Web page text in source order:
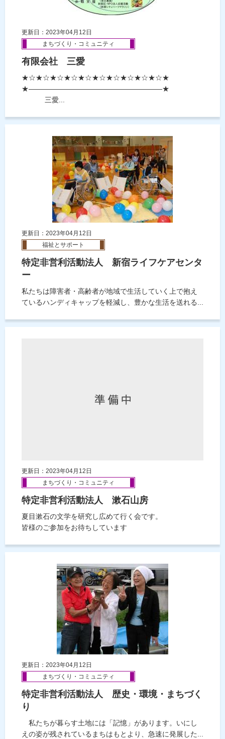
更新日：2023年04月12日
まちづくり・コミュニティ
有限会社 三愛
★☆★☆★☆★☆★☆★☆★☆★☆★☆★☆★
★―――――――――――――――――――★
三愛...
更新日：2023年04月12日
福祉とサポート
特定非営利活動法人 新宿ライフケアセンタ
ー
私たちは障害者・高齢者が地域で生活していく上で抱え
ているハンディキャップを軽減し、豊かな生活を送れる...
更新日：2023年04月12日
まちづくり・コミュニティ
特定非営利活動法人 漱石山房
夏目漱石の文学を研究し広めて行く会です。
皆様のご参加をお待ちしています
更新日：2023年04月12日
まちづくり・コミュニティ
特定非営利活動法人 歴史・環境・まちづく
り
私たちが暮らす土地には「記憶」があります。いにし
えの姿が残されているまちはもとより、急速に発展した...